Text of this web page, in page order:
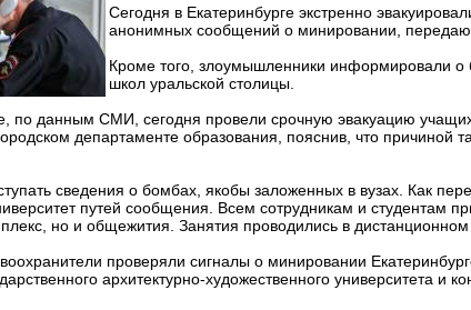
Сегодня в Екатеринбурге экстренно
анонимных сообщений о минировании,
Кроме того, злоумышленники информировали
школ уральской столицы.
по данным СМИ, сегодня провели срочную эвакуацию
департаменте образования, пояснив, что
сведения о бомбах, якобы заложенных в вузах. Как
путей сообщения. Всем сотрудникам и студентам
но и общежития. Занятия проводились в
проверяли сигналы о минировании
архитектурно-художественного университета и